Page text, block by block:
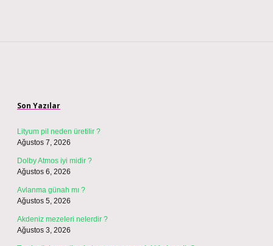
Son Yazılar
Lityum pil neden üretilir ?
Ağustos 7, 2026
Dolby Atmos iyi midir ?
Ağustos 6, 2026
Avlanma günah mı ?
Ağustos 5, 2026
Akdeniz mezeleri nelerdir ?
Ağustos 3, 2026